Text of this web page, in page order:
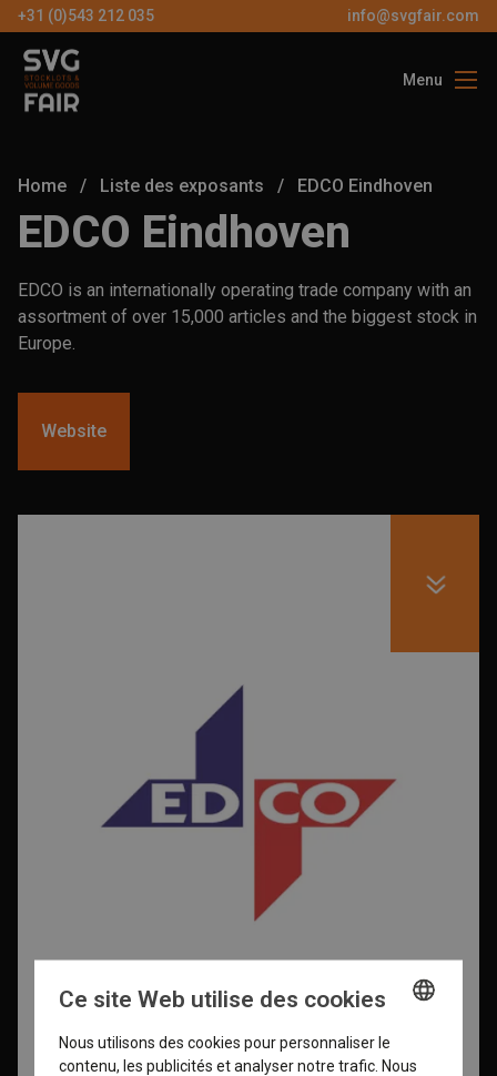
+31 (0)543 212 035 info@svgfair.com
Menu
Contactez
Home / Liste des exposants / EDCO Eindhoven
EDCO Eindhoven
EDCO is an internationally operating trade company with an
assortment of over 15,000 articles and the biggest stock in
Europe.
Website
ENGLISH
Ce site Web utilise des cookies
Nous utilisons des cookies pour personnaliser le
contenu, les publicités et analyser notre trafic. Nous